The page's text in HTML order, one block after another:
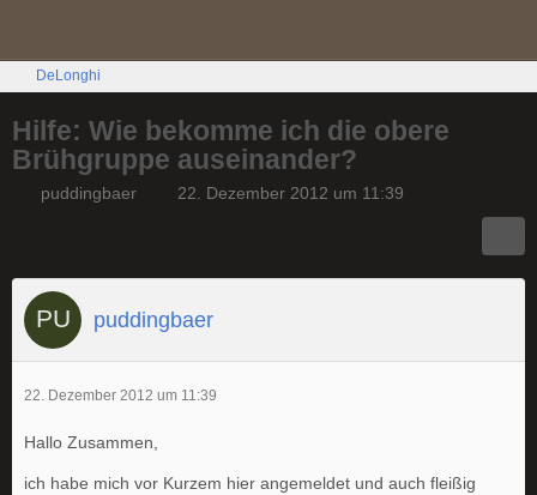
DeLonghi
Hilfe: Wie bekomme ich die obere
Brühgruppe auseinander?
puddingbaer 22. Dezember 2012 um 11:39
puddingbaer
22. Dezember 2012 um 11:39
Hallo Zusammen,
ich habe mich vor Kurzem hier angemeldet und auch fleißig